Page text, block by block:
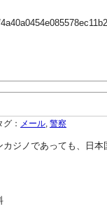
グ： メール 警察
ジノであっても、日本